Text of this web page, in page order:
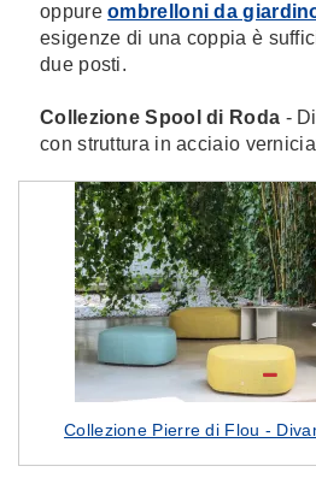
oppureombrelloni da
esigenze di una coppia è
due posti.
Collezione Spool di Roda -
con struttura in acciaio
Collezione Pierre di Flou -